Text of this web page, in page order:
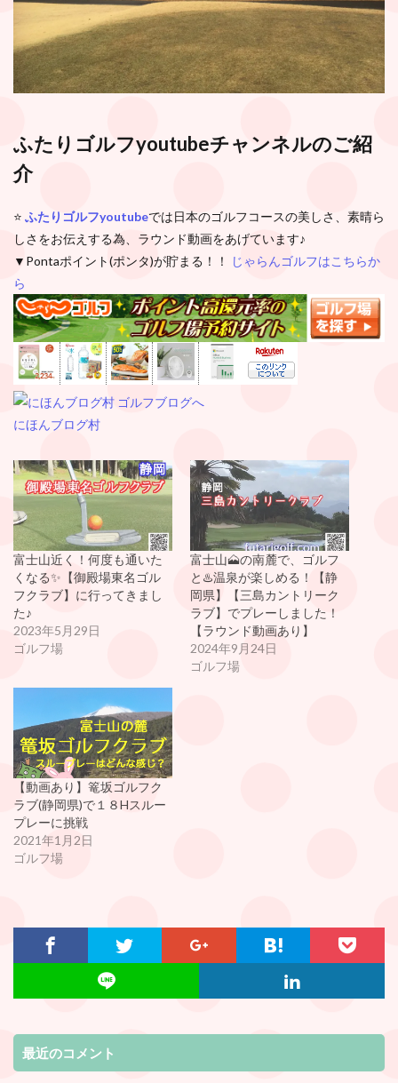
ふたりゴルフyoutubeチャンネルのご紹
介
⭐️ ふたりゴルフyoutubeでは日本のゴルフコースの美しさ、素晴ら
しさをお伝えする為、ラウンド動画をあげています♪
▼Pontaポイント(ポンタ)が貯まる！！
じゃらんゴルフはこちらか
ら
にほんブログ村
富士山近く！何度も通いた
くなる✨【御殿場東名ゴル
フクラブ】に行ってきまし
た♪
2023年5月29日
ゴルフ場
富士山🗻の南麓で、ゴルフ
と♨️温泉が楽しめる！【静
岡県】【三島カントリーク
ラブ】でプレーしました！
【ラウンド動画あり】
2024年9月24日
ゴルフ場
【動画あり】篭坂ゴルフク
ラブ(静岡県)で１８Hスルー
プレーに挑戦
2021年1月2日
ゴルフ場
最近のコメント